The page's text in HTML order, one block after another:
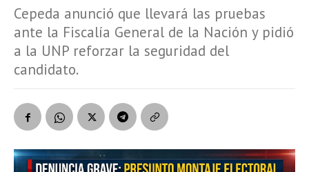
Cepeda anunció que llevará las pruebas
ante la Fiscalía General de la Nación y pidió
a la UNP reforzar la seguridad del
candidato.